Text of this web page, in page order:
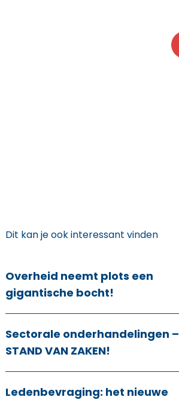
Dit kan je ook interessant vinden
Overheid neemt plots een
gigantische bocht!
Sectorale onderhandelingen –
STAND VAN ZAKEN!
Ledenbevraging: het nieuwe